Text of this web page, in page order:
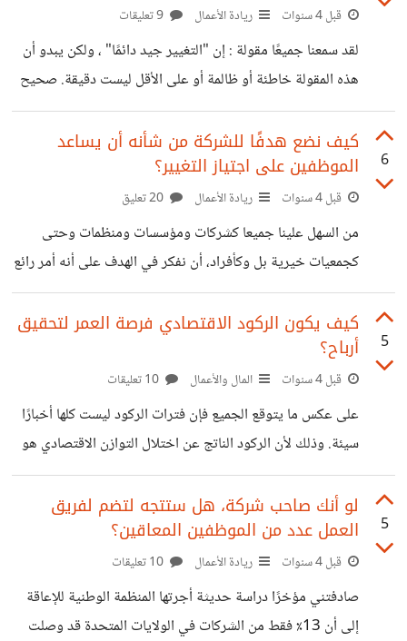
قبل 4 سنوات ريادة الأعمال
لقد سمعنا جميعًا مقولة : إن "التغيير جيد دائمًا" ، ولكن يبدو أن
هذه المقولة خاطئة أو ظالمة أو على الأقل ليست دقيقة. صحيح
أن التغيير أمر ثابت في كل مؤسسة تقريبا، ولكن الغريب أن
الموظفين يكونون هم الخصم الأول للتغيير. لقد شدت انتباهي
والسبب هو السيناريو المألوف للغاية، حيث يتحدث قادة الشركة
عن إدارة الجودة الشاملة أو تقليص
6
كيف نضع هدفًا للشركة من شأنه أن يساعد
الموظفين على اجتياز التغيير؟
قبل 4 سنوات ريادة الأعمال
من السهل علينا جميعا كشركات ومؤسسات ومنظمات وحتى
كجمعيات خيرية بل وكأفراد، أن نفكر في الهدف على أنه أمر رائع
ومصدر إلهام ولكن أهمية الهدف الحقيقية تكمن في منحنا القدرة
على التغيير.فإذا لم يكن هناك تغيير في حياتنا فهذا يعني أنه
ليس لدينا هدف، أليس كذلك؟ بالنسبة لعالم الأعمال، لطالما
تثيرني الدراسات والأبحاث التي تتحدث عن مثل هذا الامر، فمثلًا
أظهر مسح لشركة Bain & Company شمل ما يقرب من
1،000 موظف عالمي في الشركات من جميع الأحجام، أنه من
5
كيف يكون الركود الاقتصادي فرصة العمر لتحقيق
أرباح؟
قبل 4 سنوات المال والأعمال
على عكس ما يتوقع الجميع فإن فترات الركود ليست كلها أخبارًا
سيئة. وذلك لأن الركود الناتج عن اختلال التوازن الاقتصادي هو
نفسه الذي سوف يقود إلى تصحيحه، من خلال القضاء على سوء
تخصيص رأس المال الاستثماري وإعادة الأسواق إلى أدنى
مستوياتها، الأمر الذي يمهد الطريق للانتعاش في نهاية المطاف
وتجديد أسس النمو الاقتصادي. جميعنا يعلم ما الذي أدى إليه
الركود الذي حدث في الفترة من 1981 إلى 1982، عندما
انخفض معدل التضخم من 11٪ في يونيو 1979 إلى 5٪ بحلول
5
لو أنك صاحب شركة، هل ستتجه لتضم لفريق
العمل عدد من الموظفين المعاقين؟
قبل 4 سنوات ريادة الأعمال
صادفتني مؤخرًا دراسة حديثة أجرتها المنظمة الوطنية للإعاقة
إلى أن 13٪ فقط من الشركات في الولايات المتحدة قد وصلت